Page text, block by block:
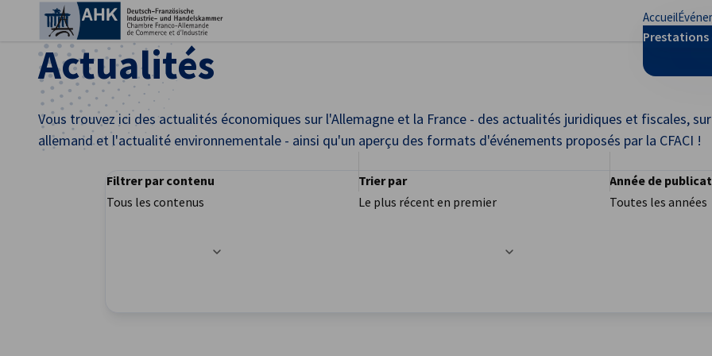
Accueil
Prestations
Actualités
Vous trouvez ici des actualités économiques sur l'Allemagne et la France - des actualités juridiques et fiscales,
allemand et l'actualité environnementale - ainsi qu'un aperçu des formats d'événements proposés par la CFACI !
Les options de filtrage ont été mises à jour avec succès
Filtrer par contenu
Tous les contenus
Trier par
Le plus récent en premier
Année de
Toutes les années